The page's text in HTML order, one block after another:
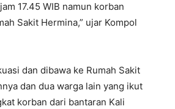
17.45 WIB namun korban
Sakit Hermina,” ujar Kompol
dan dibawa ke Rumah Sakit
dan dua warga lain yang ikut
korban dari bantaran Kali